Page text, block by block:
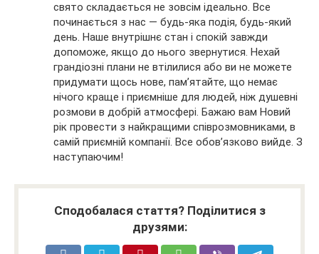
свято складається не зовсім ідеально. Все
починається з нас — будь-яка подія, будь-який
день. Наше внутрішнє стан і спокій завжди
допоможе, якщо до нього звернутися. Нехай
грандіозні плани не втілилися або ви не можете
придумати щось нове, пам’ятайте, що немає
нічого краще і приємніше для людей, ніж душевні
розмови в добрій атмосфері. Бажаю вам Новий
рік провести з найкращими співрозмовниками, в
самій приємній компанії. Все обов’язково вийде. З
наступаючим!
Сподобалася стаття? Поділитися з
друзями: